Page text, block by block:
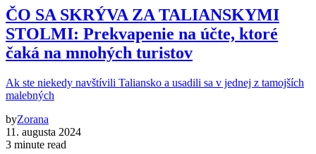
ČO SA SKRÝVA ZA TALIANSKYMI
STOLMI: Prekvapenie na účte, ktoré
čaká na mnohých turistov
Ak ste niekedy navštívili Taliansko a usadili sa v jednej z tamojších
malebných
byZorana
11. augusta 2024
3 minute read